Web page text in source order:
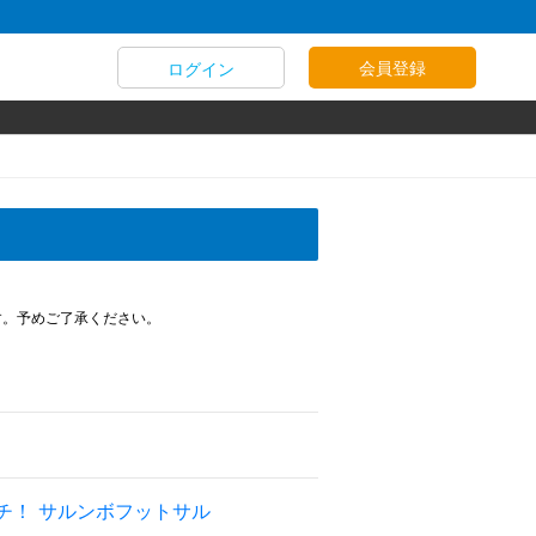
ログイン 会員登録
予めご了承ください。
！ サルンボフットサル